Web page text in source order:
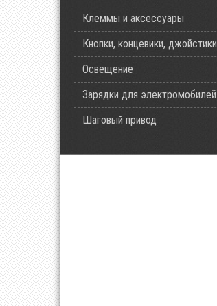
Клеммы и аксессуары
Кнопки, концевики, джойстики
Освещение
Зарядки для электромобилей
Шаговый привод